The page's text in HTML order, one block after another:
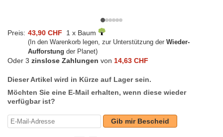
Preis: 43,90 CHF 1 x Baum
(In den Warenkorb legen, zur Unterstützung der Wieder-
Aufforstung der Planet)
Oder 3 zinslose Zahlungen von 14,63 CHF
Dieser Artikel wird in Kürze auf Lager sein.
Möchten Sie eine E-Mail erhalten, wenn diese wieder
verfügbar ist?
Gib mir Bescheid